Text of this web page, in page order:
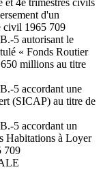
d'un
civil 1965 709
5 autorisant le
« Fonds Routier
millions au titre
5 accordant une
(SICAP) au titre de
5 accordant un
Habitations à Loyer
709